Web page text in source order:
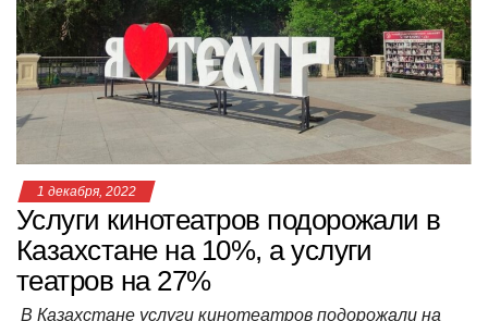
ю
1 декабря, 2022
Услуги кинотеатров подорожали в
Казахстане на 10%, а услуги
театров на 27%
В Казахстане услуги кинотеатров подорожали на